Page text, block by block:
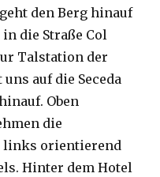
den Berg hinauf
die Straße Col
Talstation der
auf die Seceda
Oben
die
links orientierend
Hinter dem Hotel